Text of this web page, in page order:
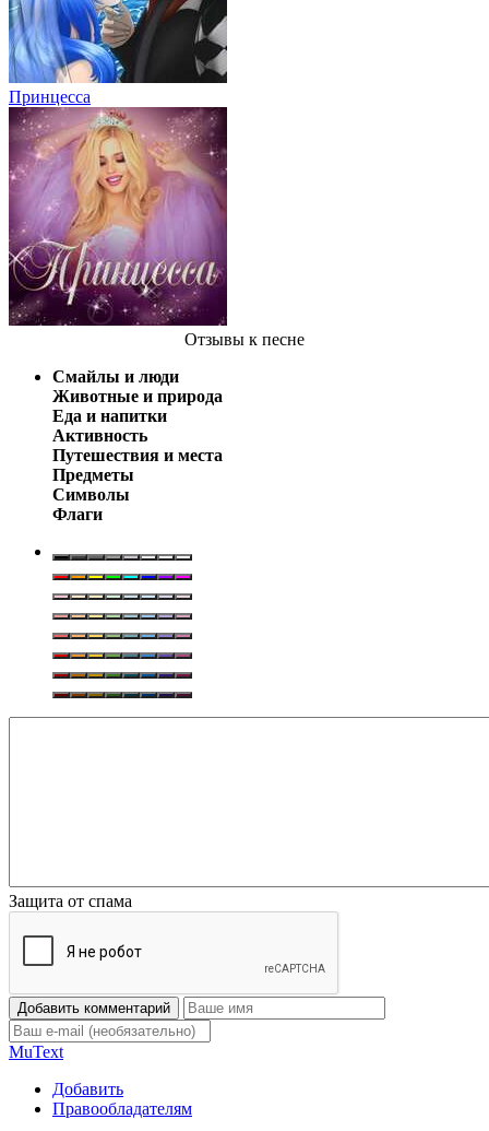
Принцесса
Отзывы к песне
Смайлы и люди
Животные и природа
Еда и напитки
Активность
Путешествия и места
Предметы
Символы
Флаги
Защита от спама
Добавить комментарий
MuText
Добавить
Правообладателям